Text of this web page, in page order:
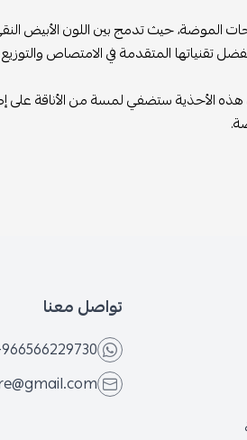
الموضة، حيث تدمج بين اللون الأبيض
تقنياتها المتقدمة في الامتصاص
هذه الأحذية ستضفي لمسة من الأناقة على
تواصل معنا